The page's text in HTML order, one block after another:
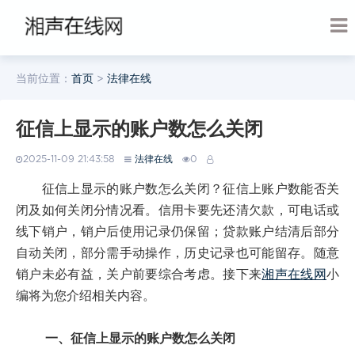
当前位置： 首页 > 法律在线
征信上显示的账户数怎么关闭
2025-11-09 21:43:58 法律在线 0
征信上显示的账户数怎么关闭？征信上账户数能否关
闭及如何关闭分情况看。信用卡要先还清欠款，可电话或
线下销户，销户后使用记录仍保留；贷款账户结清后部分
自动关闭，部分需手动操作，历史记录也可能留存。随意
销户未必有益，关户前要综合考虑。接下来湘声在线网小
编将为您介绍相关内容。
一、征信上显示的账户数怎么关闭